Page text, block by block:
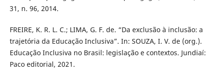
31, n. 96, 2014.
FREIRE, K. R. L. C.; LIMA, G. F. de. “Da exclusão à inclusão: a
trajetória da Educação Inclusiva”. In: SOUZA, I. V. de (org.).
Educação Inclusiva no Brasil: legislação e contextos. Jundiaí:
Paco editorial, 2021.